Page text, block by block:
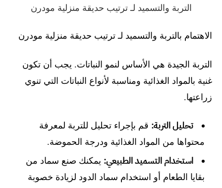
التربة والتسميد لـ ترتيب حديقة منزلية مودرن
الاهتمام بالتربة والتسميد لـ ترتيب حديقة منزلية مودرن
التربة الجيدة هي الأساس لنمو النباتات. يجب أن تكون
غنية بالمواد الغذائية ومناسبة لأنواع النباتات التي تنوي
زراعتها.
تحليل التربة: قم بإجراء تحليل للتربة لمعرفة
محتواها من المواد الغذائية ودرجة الحموضة.
استخدام التسميد الطبيعي: يمكنك صنع سماد من
بقايا الطعام أو استخدام سماد الدود لزيادة خصوبة